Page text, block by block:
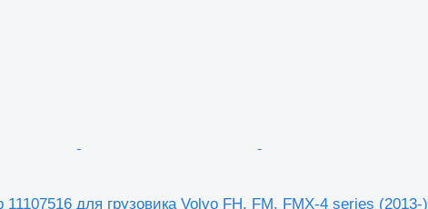
11107516 для грузовика Volvo FH, FM, FMX-4 series (2013-)